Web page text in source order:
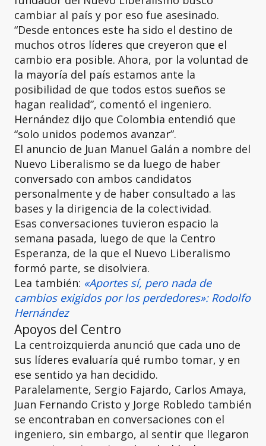
cambiar al país y por eso fue asesinado.
“Desde entonces este ha sido el destino de
muchos otros líderes que creyeron que el
cambio era posible. Ahora, por la voluntad de
la mayoría del país estamos ante la
posibilidad de que todos estos sueños se
hagan realidad”, comentó el ingeniero.
Hernández dijo que Colombia entendió que
“solo unidos podemos avanzar”.
El anuncio de Juan Manuel Galán a nombre del
Nuevo Liberalismo se da luego de haber
conversado con ambos candidatos
personalmente y de haber consultado a las
bases y la dirigencia de la colectividad.
Esas conversaciones tuvieron espacio la
semana pasada, luego de que la Centro
Esperanza, de la que el Nuevo Liberalismo
formó parte, se disolviera.
Lea también: «Aportes sí, pero nada de
cambios exigidos por los perdedores»: Rodolfo
Hernández
Apoyos del Centro
La centroizquierda anunció que cada uno de
sus líderes evaluaría qué rumbo tomar, y en
ese sentido ya han decidido.
Paralelamente, Sergio Fajardo, Carlos Amaya,
Juan Fernando Cristo y Jorge Robledo también
se encontraban en conversaciones con el
ingeniero, sin embargo, al sentir que llegaron